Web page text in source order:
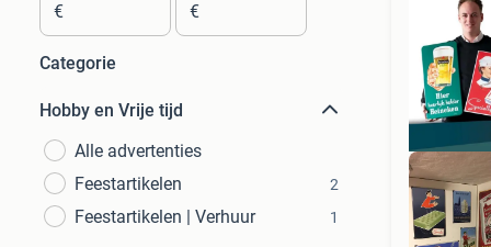
€ €
Categorie
Hobby en Vrije tijd
Alle advertenties
Feestartikelen
2
Feestartikelen | Verhuur 1